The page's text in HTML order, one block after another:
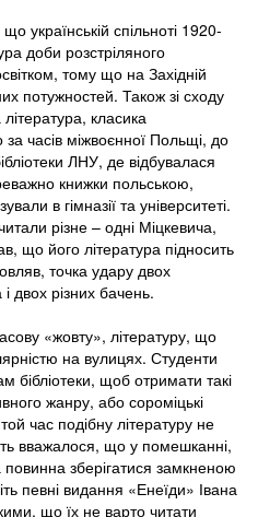
українській спільноті 1920-
доби розстріляного
тому що на Західній
потужностей. Також зі сходу
класика
часів міжвоєнної Польщі, до
ЛНУ, де відбувалася
книжки польською,
в гімназії та університеті.
різне – одні Міцкевича,
що його література підносить
точка удару двох
двох різних бачень.
«жовту», літературу, що
на вулицях. Студенти
бібліотеки, щоб отримати такі
жанру, або сороміцькі
час подібну літературу не
вважалося, що у помешканні,
повинна зберігатися замкненою
певні видання «Енеїди» Івана
що їх не варто читати